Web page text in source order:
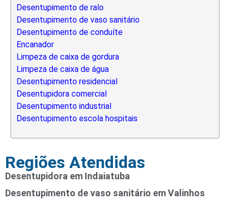
Desentupimento de ralo
Desentupimento de vaso sanitário
Desentupimento de conduíte
Encanador
Limpeza de caixa de gordura
Limpeza de caixa de água
Desentupimento residencial
Desentupidora comercial
Desentupimento industrial
Desentupimento escola hospitais
Regiões Atendidas
Desentupidora em Indaiatuba
Desentupimento de vaso sanitário em Valinhos